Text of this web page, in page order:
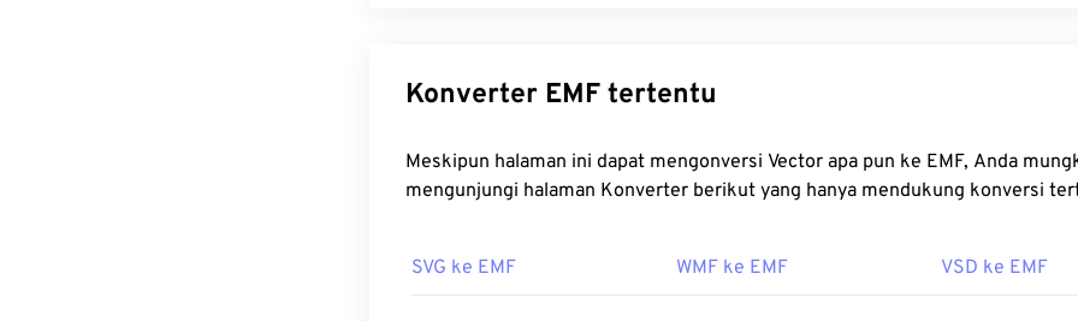
Konverter EMF tertentu
Meskipun halaman ini dapat mengonversi Vector apa pun ke EMF, Anda mungkin ingin
mengunjungi halaman Konverter berikut yang hanya mendukung konversi
SVG ke EMF WMF ke EMF VSD ke EMF